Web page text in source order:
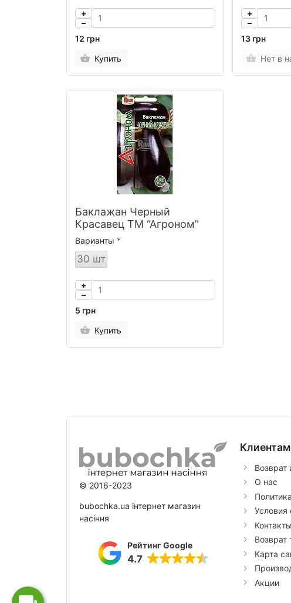
12 грн
Купить
13 грн
Нет в
Баклажан Черный
Красавец ТМ “Агроном”
Варианты
30 шт
5 грн
Купить
© 2016-2023
bubochka.ua інтернет магазин
насіння
Рейтинг Google
4.7
Клиентам
Возврат
О нас
Условия
Контакты
Возврат
Карта
Акции